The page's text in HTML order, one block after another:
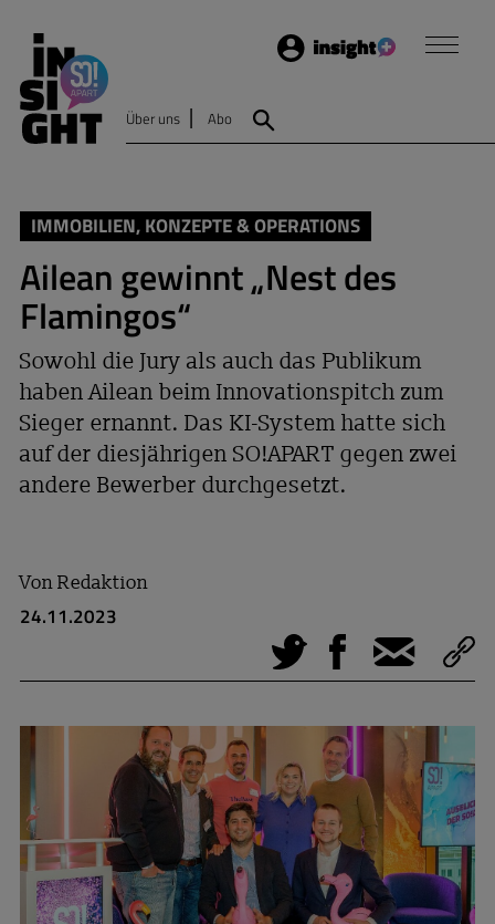
Login
Über uns Abo
IMMOBILIEN, KONZEPTE & OPERATIONS
Ailean gewinnt „Nest des
Flamingos“
Sowohl die Jury als auch das Publikum
haben Ailean beim Innovationspitch zum
Sieger ernannt. Das KI-System hatte sich
auf der diesjährigen SO!APART gegen zwei
andere Bewerber durchgesetzt.
VonRedaktion
24.11.2023
Tweet Facebook
E-Mail